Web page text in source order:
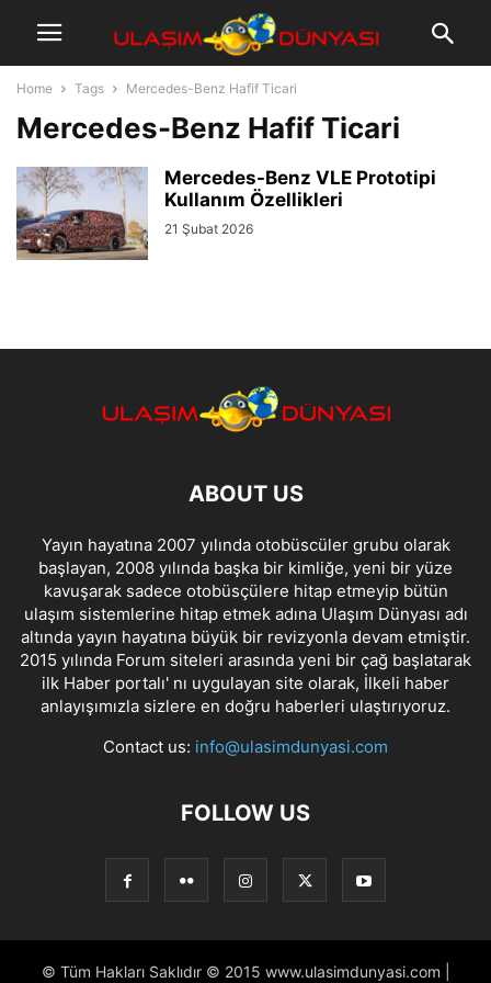
Home Tags Mercedes-Benz Hafif Ticari
Mercedes-Benz Hafif Ticari
Mercedes-Benz VLE Prototipi
Kullanım Özellikleri
21 Şubat 2026
ABOUT US
Yayın hayatına 2007 yılında otobüscüler grubu olarak
başlayan, 2008 yılında başka bir kimliğe, yeni bir yüze
kavuşarak sadece otobüsçülere hitap etmeyip bütün
ulaşım sistemlerine hitap etmek adına Ulaşım Dünyası adı
altında yayın hayatına büyük bir revizyonla devam etmiştir.
2015 yılında Forum siteleri arasında yeni bir çağ başlatarak
ilk Haber portalı' nı uygulayan site olarak, İlkeli haber
anlayışımızla sizlere en doğru haberleri ulaştırıyoruz.
Contact us: info@ulasimdunyasi.com
FOLLOW US
© Tüm Hakları Saklıdır © 2015 www.ulasimdunyasi.com |